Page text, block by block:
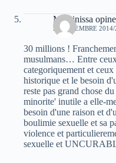
Massinissa opine
21 DÉCEMBRE 2014/
30 millions !
musulmans… Entre
categoriquement et
historique et le besoin
reste pas grand chose
minorite' inutile a elle-
besoin d'une raison et
boulimie sexuelle et sa
violence et
sexuelle et